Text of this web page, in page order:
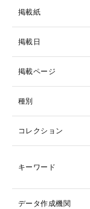
掲載紙
掲載日
掲載ページ
種別
コレクション
キーワード
データ作成機関